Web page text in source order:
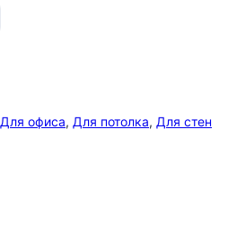
Для офиса, Для потолка, Для стен